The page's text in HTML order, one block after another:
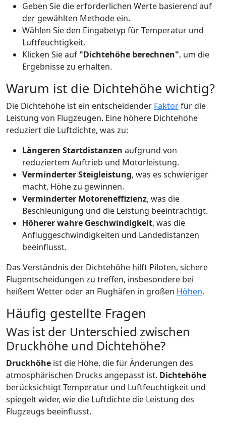
Geben Sie die erforderlichen Werte basierend auf
der gewählten Methode ein.
Wählen Sie den Eingabetyp für Temperatur und
Luftfeuchtigkeit.
Klicken Sie auf "Dichtehöhe berechnen", um die
Ergebnisse zu erhalten.
Warum ist die Dichtehöhe wichtig?
Die Dichtehöhe ist ein entscheidender Faktorfür die
Leistung von Flugzeugen. Eine höhere Dichtehöhe
reduziert die Luftdichte, was zu:
Längeren Startdistanzen aufgrund von
reduziertem Auftrieb und Motorleistung.
Verminderter Steigleistung, was es schwieriger
macht, Höhe zu gewinnen.
Verminderter Motoreneffizienz, was die
Beschleunigung und die Leistung beeinträchtigt.
Höherer wahre Geschwindigkeit, was die
Anfluggeschwindigkeiten und Landedistanzen
beeinflusst.
Das Verständnis der Dichtehöhe hilft Piloten, sichere
Flugentscheidungen zu treffen, insbesondere bei
heißem Wetter oder an Flughäfen in großen Höhen.
Häufig gestellte Fragen
Was ist der Unterschied zwischen
Druckhöhe und Dichtehöhe?
Druckhöhe ist die Höhe, die für Änderungen des
atmosphärischen Drucks angepasst ist. Dichtehöhe
berücksichtigt Temperatur und Luftfeuchtigkeit und
spiegelt wider, wie die Luftdichte die Leistung des
Flugzeugs beeinflusst.